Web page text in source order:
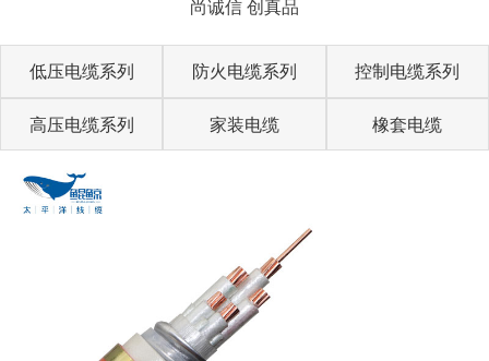
尚诚信 创真品
低压电缆系列 防火电缆系列 控制电缆系列
高压电缆系列 家装电缆 橡套电缆